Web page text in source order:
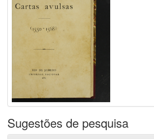
Sugestões de pesquisa